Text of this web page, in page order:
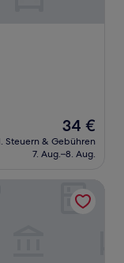
Der
Preis
beträgt
34 €
Steuern & Gebühren
7. Aug.–8. Aug.